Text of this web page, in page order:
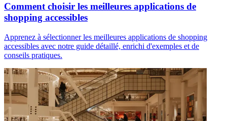
Comment choisir les meilleures applications de
shopping accessibles
Apprenez à sélectionner les meilleures applications de shopping
accessibles avec notre guide détaillé, enrichi d'exemples et de
conseils pratiques.